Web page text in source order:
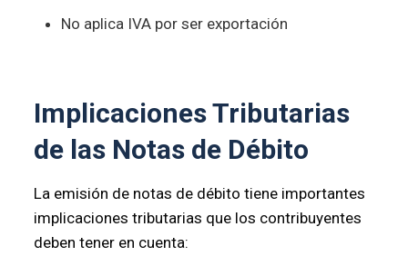
No aplica IVA por ser exportación
Implicaciones Tributarias
de las Notas de Débito
La emisión de notas de débito tiene importantes
implicaciones tributarias que los contribuyentes
deben tener en cuenta: